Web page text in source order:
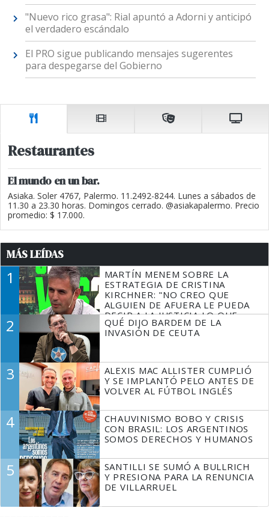
"Nuevo rico grasa": Rial apuntó a Adorni y anticipó
el verdadero escándalo
El PRO sigue publicando mensajes sugerentes
para despegarse del Gobierno
Restaurantes
El mundo en un bar.
Asiaka. Soler 4767, Palermo. 11.2492-8244. Lunes a sábados de
11.30 a 23.30 horas. Domingos cerrado. @asiakapalermo. Precio
promedio: $ 17.000.
MÁS LEÍDAS
1
MARTÍN MENEM SOBRE LA
ESTRATEGIA DE CRISTINA
KIRCHNER: "NO CREO QUE
ALGUIEN DE AFUERA LE PUEDA
DECIR A LA JUSTICIA LO QUE
TIENE QUE HACER"
2
QUÉ DIJO BARDEM DE LA
INVASIÓN DE CEUTA
3
ALEXIS MAC ALLISTER CUMPLIÓ
Y SE IMPLANTÓ PELO ANTES DE
VOLVER AL FÚTBOL INGLÉS
4
CHAUVINISMO BOBO Y CRISIS
CON BRASIL: LOS ARGENTINOS
SOMOS DERECHOS Y HUMANOS
5
SANTILLI SE SUMÓ A BULLRICH
Y PRESIONA PARA LA RENUNCIA
DE VILLARRUEL